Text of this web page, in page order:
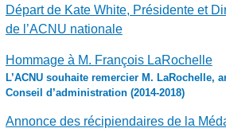
Départ de Kate White, Présidente et
de l’ACNU nationale
Hommage à M. François LaRochelle
L’ACNU souhaite remercier M. LaRochelle,
Conseil d’administration (2014-2018)
Annonce des récipiendaires de la